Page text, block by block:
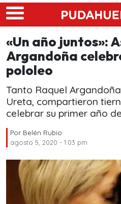
Skip to main content
«Un año juntos»:
Argandoña
pololeo
Tanto Raquel
Ureta, compartieron
celebrar su primer año
Por Belén Rubio
agosto 5, 2020 - 1:03 pm